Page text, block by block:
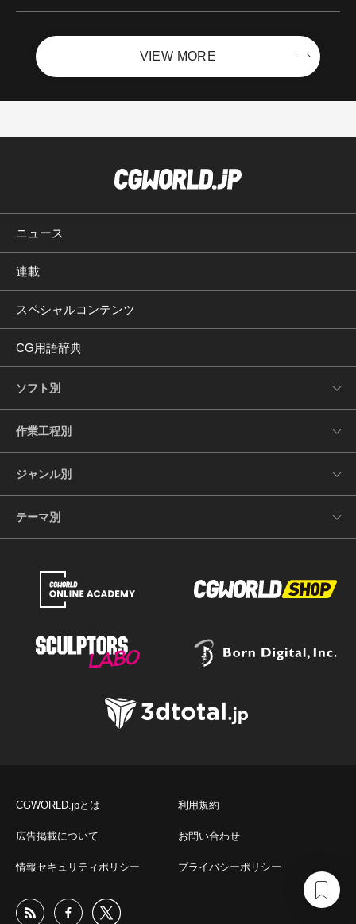
VIEW MORE
ニュース
連載
スペシャルコンテンツ
CG用語辞典
ソフト別
作業工程別
ジャンル別
テーマ別
CGWORLD.jpとは 利用規約
広告掲載について お問い合わせ
情報セキュリティポリシー プライバシーポリシー